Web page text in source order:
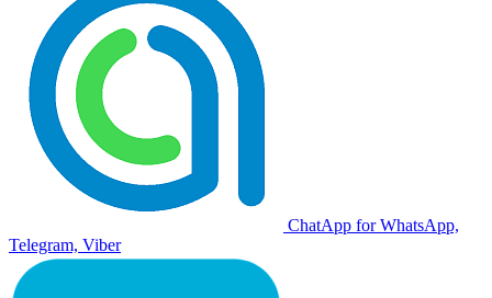
ChatApp for WhatsApp,
Telegram, Viber